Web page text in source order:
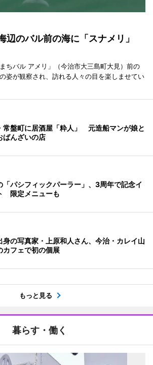
辺のバル前の海に「スナメリ」
ちバル アメリ」（今治市大三島町大見）前の
姿が観察され、訪れる人々の目を楽しませてい
常盤町に居酒屋「粋人」 元造船マンが娘と
ばんざいの店
「パシフィックパーラー」、3周年で記念イ
限定メニューも
身の写真家・上原和人さん、今治・カレイ山
カフェで初の個展
もっと見る
暮らす・働く